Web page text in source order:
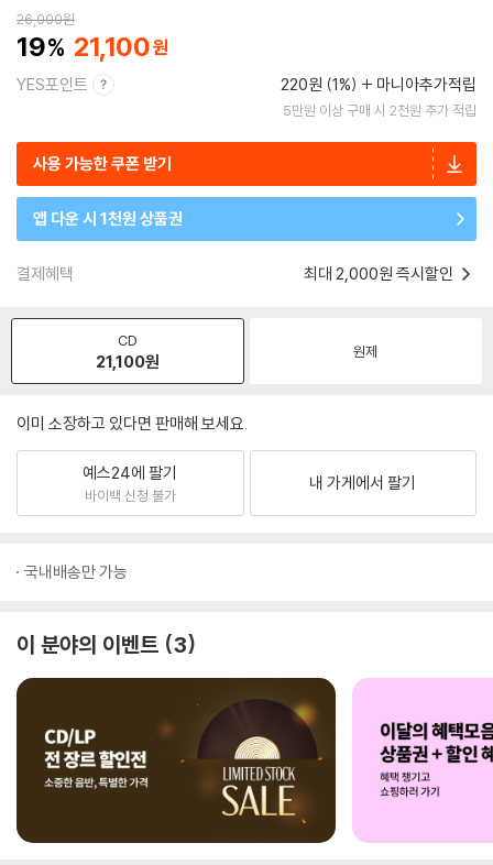
26,000원
19 21,100
YES포인트 220원 (1%) 마니아추가적립
5만원 이상 구매 시 2천원 추가 적립
사용 가능한 쿠폰 받기
앱 다운 시 1천원 상품권
결제혜택 최대 2,000원 즉시할인
CD
21,100원 원제
이미 소장하고 있다면 판매해 보세요.
예스24에 팔기
바이백 신청 불가
내 가게에서 팔기
국내배송만 가능
이 분야의 이벤트 3